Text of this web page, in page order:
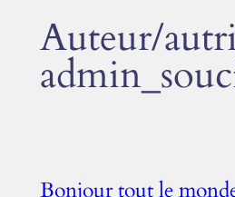
Auteur/
Bonjour tout le